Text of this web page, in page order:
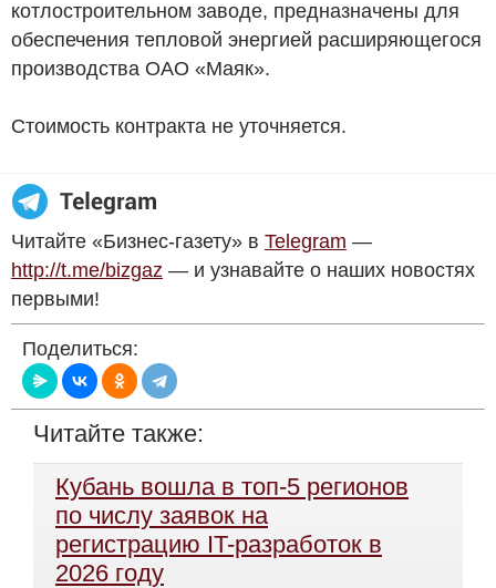
котлостроительном заводе, предназначены для
обеспечения тепловой энергией расширяющегося
производства ОАО «Маяк».
Стоимость контракта не уточняется.
Читайте «Бизнес-газету» в Telegram —
http://t.me/bizgaz — и узнавайте о наших новостях
первыми!
Поделиться:
Читайте также:
Кубань вошла в топ-5 регионов
по числу заявок на
регистрацию IT-разработок в
2026 году